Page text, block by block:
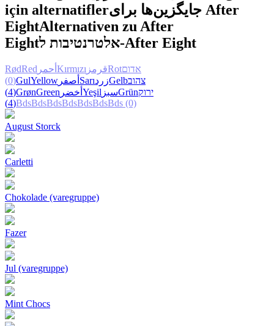
için alternatiflerجایگزین‌ها برای After
EightAlternativen zu After
Eight
אלטרנטיבות ל-After Eight
RødRed أحمر Kırmızı قرمزRotאדום
(0)GulYellow أصفر SarıزردGelbצהוב
(4)GrønGreen أخضر Yeşil سبزGrünירוק
(4)BdsBdsBdsBdsBdsBdsBds (0)
August Storck
Carletti
Chokolade (varegruppe)
Fazer
Jul (varegruppe)
Mint Chocs